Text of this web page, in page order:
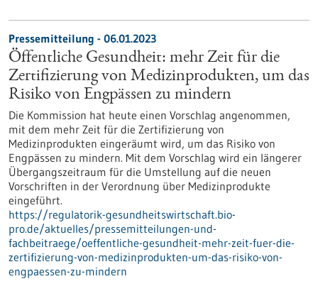
Pressemitteilung - 06.01.2023
Öffentliche Gesundheit: mehr Zeit für die
Zertifizierung von Medizinprodukten, um das
Risiko von Engpässen zu mindern
Die Kommission hat heute einen Vorschlag angenommen,
mit dem mehr Zeit für die Zertifizierung von
Medizinprodukten eingeräumt wird, um das Risiko von
Engpässen zu mindern. Mit dem Vorschlag wird ein längerer
Übergangszeitraum für die Umstellung auf die neuen
Vorschriften in der Verordnung über Medizinprodukte
eingeführt.
https://regulatorik-gesundheitswirtschaft.bio-
pro.de/aktuelles/pressemitteilungen-und-
fachbeitraege/oeffentliche-gesundheit-mehr-zeit-fuer-die-
zertifizierung-von-medizinprodukten-um-das-risiko-von-
engpaessen-zu-mindern